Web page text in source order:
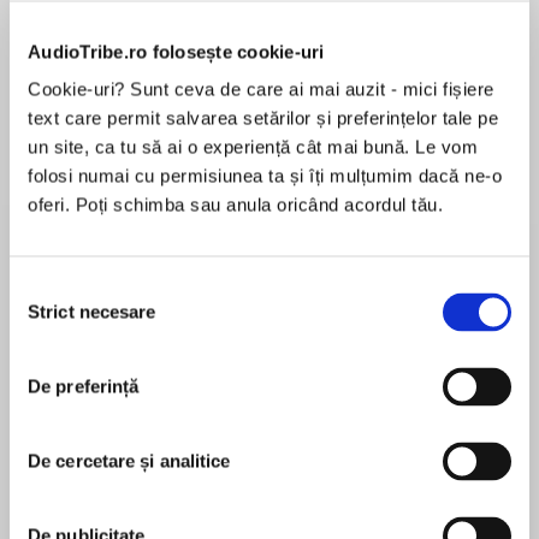
AudioTribe.ro folosește cookie-uri
Cookie-uri? Sunt ceva de care ai mai auzit - mici fișiere
text care permit salvarea setărilor și preferințelor tale pe
un site, ca tu să ai o experiență cât mai bună. Le vom
folosi numai cu permisiunea ta și îți mulțumim dacă ne-o
oferi. Poți schimba sau anula oricând acordul tău.
consimțământului
Strict necesare
De preferință
De cercetare și analitice
Elita de Argint (Elita
Diavolul se îmbracă de
Desprecarte
genunchii juliți, la fel ca tine. Avea părinți
iubitori, un frate mai mare care o șicana întruna,
cățelușă blândă și înțeleaptă, care o asculta cu
marile visuri. Îi plăcea grozav să joace șotronul,
frunza și elasticul cât era ziua de lungă și nu
MAI MULT